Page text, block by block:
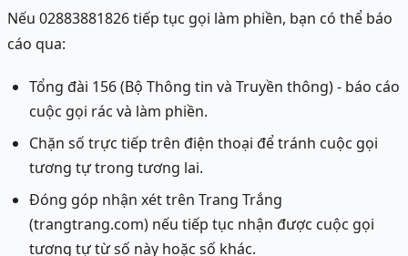
Nếu 02883881826 tiếp tục gọi làm phiền, bạn có thể báo
cáo qua:
Tổng đài 156 (Bộ Thông tin và Truyền thông) - báo cáo
cuộc gọi rác và làm phiền.
Chặn số trực tiếp trên điện thoại để tránh cuộc gọi
tương tự trong tương lai.
Đóng góp nhận xét trên Trang Trắng
(trangtrang.com) nếu tiếp tục nhận được cuộc gọi
tương tự từ số này hoặc số khác.